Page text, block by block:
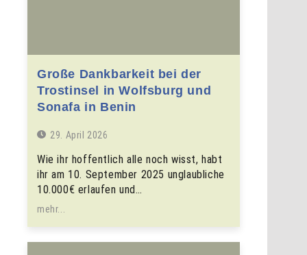
Große Dankbarkeit bei der
Trostinsel in Wolfsburg und
Sonafa in Benin
29. April 2026
Wie ihr hoffentlich alle noch wisst, habt
ihr am 10. September 2025 unglaubliche
10.000€ erlaufen und…
mehr...